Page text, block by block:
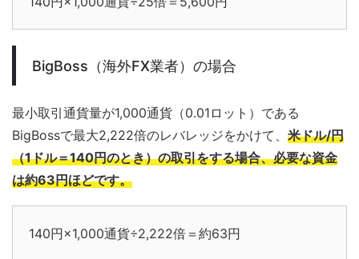
BigBoss（海外FX業者）の場合
最小取引通貨量が1,000通貨（0.01ロット）である
BigBossで最大2,222倍のレバレッジをかけて、 米ドル/円
（1ドル＝140円のとき）の取引をする場合、必要な資金
は約63円ほどです。
140円×1,000通貨÷2,222倍＝約63円